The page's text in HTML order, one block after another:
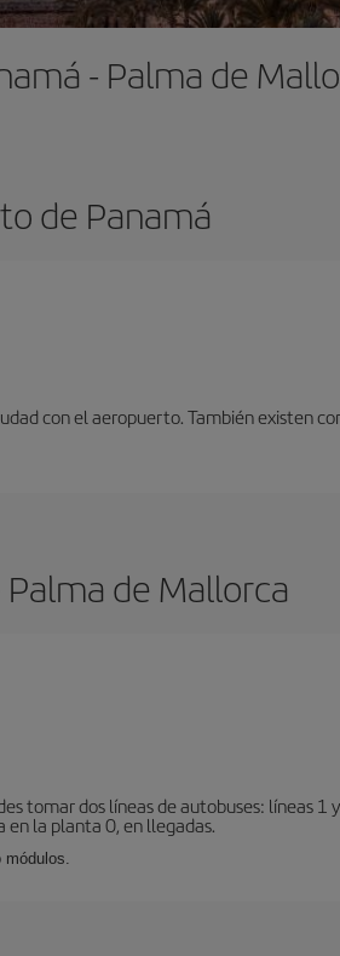
- Palma de
de Panamá
con el aeropuerto. También existen
de Mallorca
tomar dos líneas de autobuses: líneas
en la planta 0, en llegadas.
módulos.